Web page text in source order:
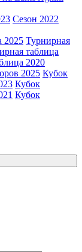
Сезон 2022
2025 Турнирная
таблица
2020
2025 Кубок
Кубок
Кубок